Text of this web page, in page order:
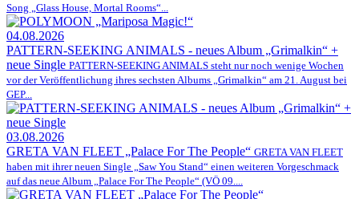
Song „Glass House, Mortal Rooms“...
04.08.2026
PATTERN-SEEKING ANIMALS - neues Album „Grimalkin“ +
neue Single PATTERN-SEEKING ANIMALS steht nur noch wenige Wochen
vor der Veröffentlichung ihres sechsten Albums „Grimalkin“ am 21. August bei
GEP...
03.08.2026
GRETA VAN FLEET „Palace For The People“ GRETA VAN FLEET
haben mit ihrer neuen Single „Saw You Stand“ einen weiteren Vorgeschmack
auf das neue Album „Palace For The People“ (VÖ 09....